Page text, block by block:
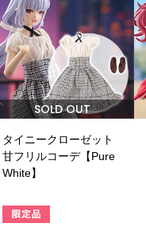
SOLD OUT
タイニークローゼット
甘フリルコーデ【Pure
White】